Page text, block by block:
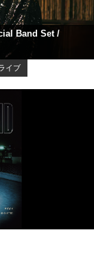
Band Set /
イブ